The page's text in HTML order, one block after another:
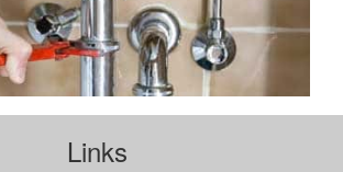
Links